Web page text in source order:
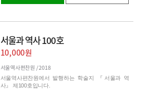
수 있는 양평군, 여주시, 이천시의 유적을 대상으로 자
서울과 역사 100호
10,000원
서울역사편찬원 /2018
서울역사편찬원에서 발행하는 학술지 『서울과 역
사』 제100호입니다.